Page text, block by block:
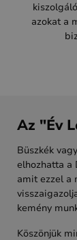
azokat a
Az "Év
Büszkék
elhozhatta a
amit ezzel a
kemény
Köszönjük